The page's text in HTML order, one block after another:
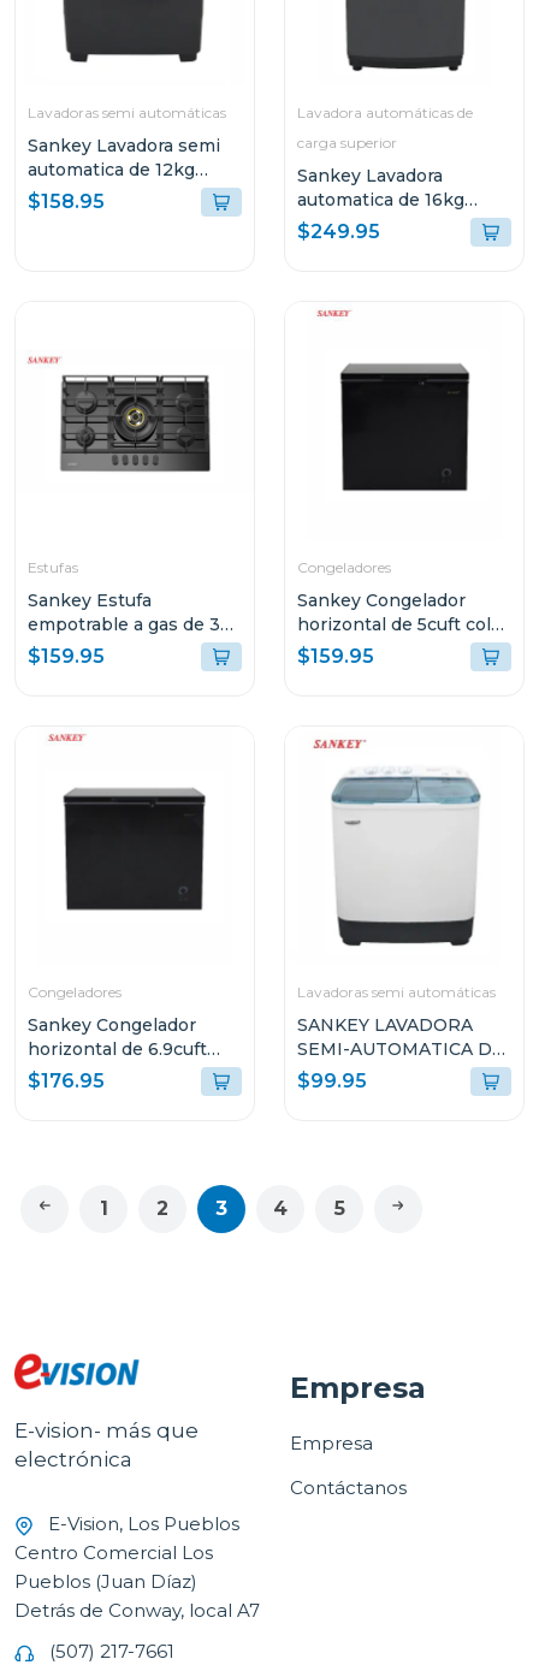
Lavadoras semi automáticas
Sankey Lavadora semi
automatica de 12kg
negro wm1215
$158.95
Lavadora automáticas de
carga superior
Sankey Lavadora
automatica de 16kg
lavado silencioso
wma1678
$249.95
Estufas
Sankey Estufa
empotrable a gas de 30"
mesa de vidrio gsh793
$159.95
Congeladores
Sankey Congelador
horizontal de 5cuft color
negro rfc591
$159.95
Congeladores
Sankey Congelador
horizontal de 6.9cuft
color negro rfc791
$176.95
Lavadoras semi automáticas
SANKEY LAVADORA
SEMI-AUTOMATICA DE
7KG (APROX) WM7073
$99.95
1 2 3 4 5
E-vision- más que
electrónica
E-Vision, Los Pueblos
Centro Comercial Los
Pueblos (Juan Díaz)
Detrás de Conway, local A7
(507) 217-7661
Empresa
Empresa
Contáctanos